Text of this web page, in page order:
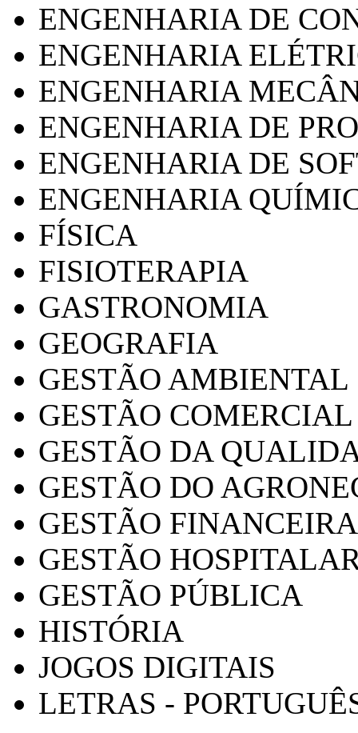
ENGENHARIA DE
ENGENHARIA
ENGENHARIA
ENGENHARIA DE
ENGENHARIA DE
ENGENHARIA
FÍSICA
FISIOTERAPIA
GASTRONOMIA
GEOGRAFIA
GESTÃO AMBIENTAL
GESTÃO COMERCIAL
GESTÃO DA
GESTÃO DO
GESTÃO FINANCEIRA
GESTÃO
GESTÃO PÚBLICA
HISTÓRIA
JOGOS DIGITAIS
LETRAS -